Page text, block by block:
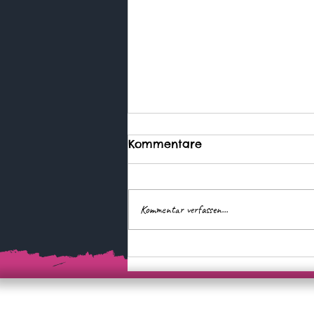
Wer zuerst kommt, ...
Kommentare
Kommentar verfassen...